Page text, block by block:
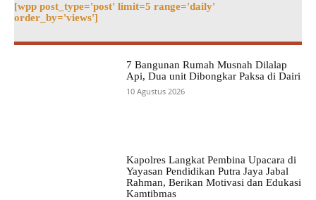
[wpp post_type='post' limit=5 range='daily'
order_by='views']
7 Bangunan Rumah Musnah Dilalap
Api, Dua unit Dibongkar Paksa di Dairi
10 Agustus 2026
Kapolres Langkat Pembina Upacara di
Yayasan Pendidikan Putra Jaya Jabal
Rahman, Berikan Motivasi dan Edukasi
Kamtibmas